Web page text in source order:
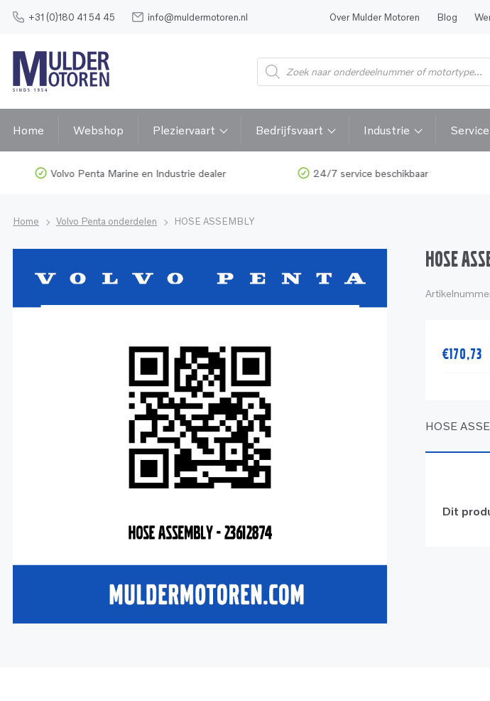
+31 (0)180 41 54 45 info@muldermotoren.nl Over Mulder Motoren Blog
Home Webshop Pleziervaart Bedrijfsvaart Industrie
Volvo Penta Marine en Industrie dealer 24/7 service beschikbaar
Home Volvo Penta onderdelen HOSE ASSEMBLY
HOSE
€170,73
HOSE
Dit